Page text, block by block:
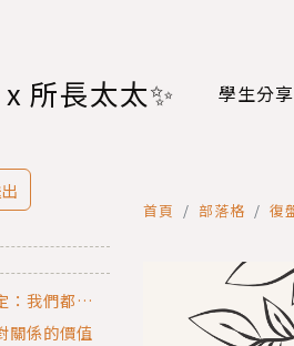
所長太太✨ 學生分享
我們都不是
關係的價值
首頁 部落格 復